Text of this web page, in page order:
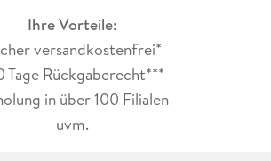
Ihre Vorteile:
versandkostenfrei*
Tage Rückgaberecht***
in über 100 Filialen
uvm.